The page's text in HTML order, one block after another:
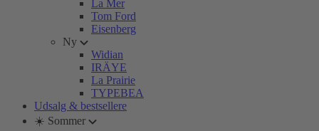
La Mer
Tom Ford
Eisenberg
Ny
Widian
IRÄYE
La Prairie
TYPEBEA
Udsalg & bestsellere
☀️ Sommer